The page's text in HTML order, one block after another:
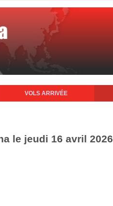
VOLS ARRIVÉE
le jeudi 16 avril 2026